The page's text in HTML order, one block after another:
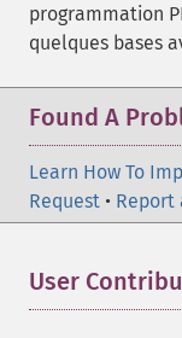
programmation
quelques bases
Found A
Learn How To
Request • Report
User